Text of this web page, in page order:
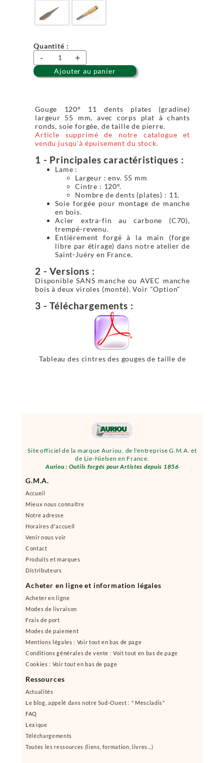
Site officiel de la marque Auriou, de l'entreprise G.M.A. et
de Lie-Nielsen en France.
Auriou : Outils forgés pour Artistes depuis 1856
G.M.A.
Accueil
Mieux nous connaître
Notre adresse
Horaires d'accueil
Venir nous voir
Contact
Produits et marques
Distributeurs
Acheter en ligne et information légales
Acheter en ligne
Modes de livraison
Frais de port
Modes de paiement
Mentions légales : Voir tout en bas de page
Conditions générales de vente : Voit tout en bas de page
Cookies : Voir tout en bas de page
Ressources
Actualités
Le blog, appelé dans notre Sud-Ouest : " Mescladis"
FAQ
Lexique
Téléchargements
Toutes les ressources (liens, formation, livres...)
Quantité :
- +
Ajouter au panier
Gouge 120° 11 dents plates (gradine)
largeur 55 mm, avec corps plat à chants
ronds, soie forgée, de taille de pierre.
Article supprimé de notre catalogue et
vendu jusqu'à épuisement du stock.
1 - Principales caractéristiques :
Lame :
Largeur : env. 55 mm
Cintre : 120°.
Nombre de dents (plates) : 11.
Soie forgée pour montage de manche
en bois.
Acier extra-fin au carbone (C70),
trempé-revenu.
Entièrement forgé à la main (forge
libre par étirage) dans notre atelier de
Saint-Juéry en France.
2 - Versions :
Disponible SANS manche ou AVEC manche
bois à deux viroles (monté). Voir "Option"
3 - Téléchargements :
Tableau des cintres des gouges de taille de